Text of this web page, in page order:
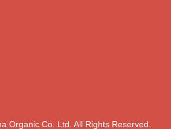
Organic Co. Ltd. All Rights Reserved.